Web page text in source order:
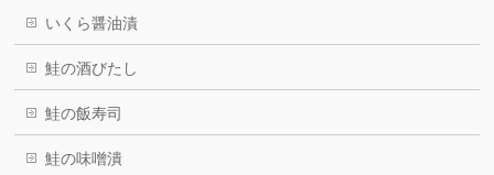
いくら醤油漬
鮭の酒びたし
鮭の飯寿司
鮭の味噌潰